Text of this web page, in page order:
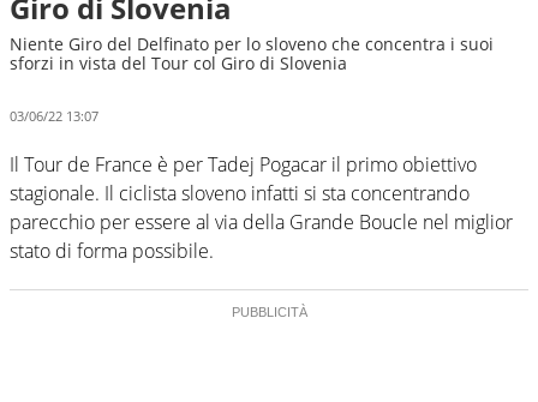
Niente Giro del Delfinato per lo sloveno che concentra i suoi
sforzi in vista del Tour col Giro di Slovenia
03/06/22 13:07
Il Tour de France è per Tadej Pogacar il primo obiettivo
stagionale. Il ciclista sloveno infatti si sta concentrando
parecchio per essere al via della Grande Boucle nel miglior
stato di forma possibile.